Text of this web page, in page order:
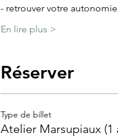
- retrouver votre
En lire plus >
Réserver
Type de billet
Atelier Marsupiaux (1